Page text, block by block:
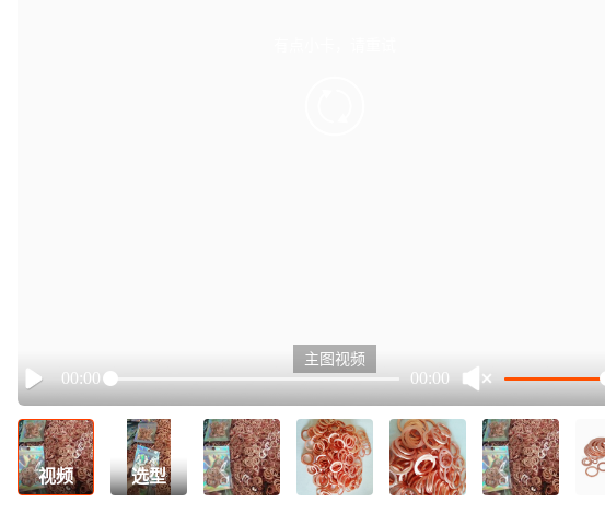
Play
00:00 00:00
主图视频
视频 选型